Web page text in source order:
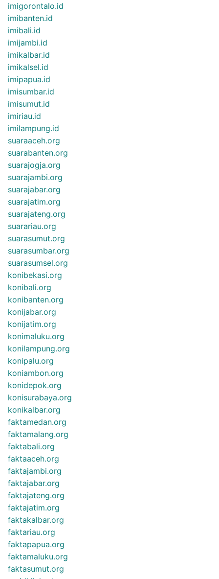
imigorontalo.id
imibanten.id
imibali.id
imijambi.id
imikalbar.id
imikalsel.id
imipapua.id
imisumbar.id
imisumut.id
imiriau.id
imilampung.id
suaraaceh.org
suarabanten.org
suarajogja.org
suarajambi.org
suarajabar.org
suarajatim.org
suarajateng.org
suarariau.org
suarasumut.org
suarasumbar.org
suarasumsel.org
konibekasi.org
konibali.org
konibanten.org
konijabar.org
konijatim.org
konimaluku.org
konilampung.org
konipalu.org
koniambon.org
konidepok.org
konisurabaya.org
konikalbar.org
faktamedan.org
faktamalang.org
faktabali.org
faktaaceh.org
faktajambi.org
faktajabar.org
faktajateng.org
faktajatim.org
faktakalbar.org
faktariau.org
faktapapua.org
faktamaluku.org
faktasumut.org